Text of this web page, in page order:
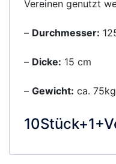
Vereinen genutzt
– Durchmesser:
– Dicke: 15 cm
– Gewicht: ca. 75kg